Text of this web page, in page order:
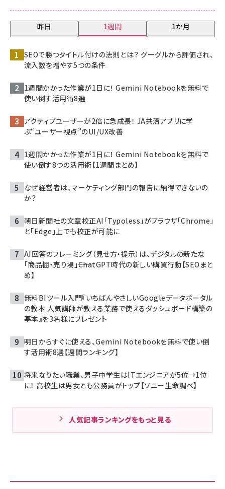
昨日 1週間 1か月
SEOで勝つタイトル付けの法則とは？ グーグルから評価され、
流入数を増やす5つの条件
1週間かかった作業が1日に！ Gemini Notebookを無料で
使い倒す活用術8選
アクティブユーザーが2倍に急成長！ JA共済アプリに学
ぶ“ユーザー視点”のUI/UX改善
1週間かかった作業が1日に！ Gemini Notebookを無料で
使い倒す8つの活用術【1週間まとめ】
なぜ経営者は、マーケティング部門の報告に納得できないの
か？
朝日新聞社の文章校正AI「Typoless」がブラウザ「Chrome」
と「Edge」上でも校正が可能に
AI回答のフレーミング（見せ方・提示）は、デジタルの新たな
「商品棚・売り場」――ChatGPT時代の新しい購買行動【SEOまと
め】
無料BIツール入門『いちばんやさしいGoogleデータポータル
の教本 人気講師が教える業務で使えるダッシュボード構築の
基本』を3名様にプレゼント
明日からすぐに使える、Gemini Notebookを無料で使い倒
す活用術8選【週間ランキング】
将来なりたい職業、男子中学生はITエンジニアが5位→1位
に！ 高校生は男女とも公務員がトップ【ソニー生命調べ】
人気記事ランキングをもっと見る